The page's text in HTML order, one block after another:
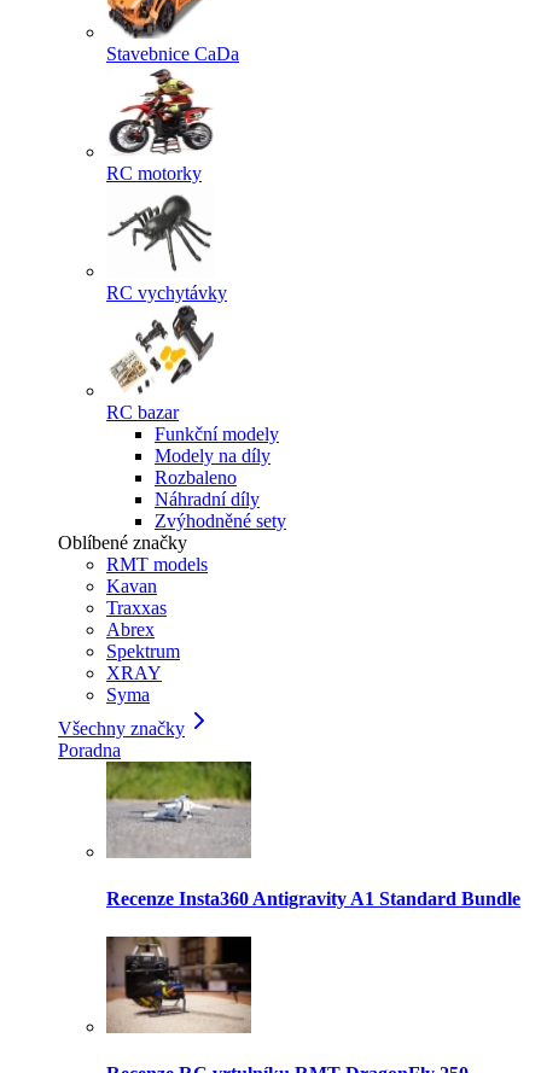
Stavebnice CaDa
RC motorky
RC vychytávky
RC bazar
Funkční modely
Modely na díly
Rozbaleno
Náhradní díly
Zvýhodněné sety
Oblíbené značky
RMT models
Kavan
Traxxas
Abrex
Spektrum
XRAY
Syma
Všechny značky
Poradna
Recenze Insta360 Antigravity A1 Standard Bundle